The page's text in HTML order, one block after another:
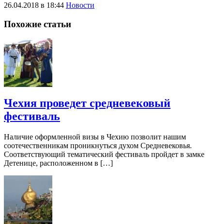
26.04.2018 в 18:44 Новости
Похожие статьи
Чехия проведет средневековый
фестиваль
Наличие оформленной визы в Чехию позволит нашим
соотечественникам проникнуться духом Средневековья.
Соответствующий тематический фестиваль пройдет в замке
Детенице, расположенном в […]